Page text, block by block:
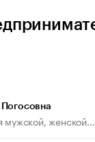
мужской, женской...